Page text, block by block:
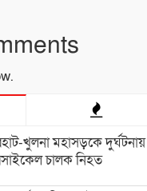
খুলনা মহাসড়কে ‌দুর্ঘটনায়
চালক নিহত